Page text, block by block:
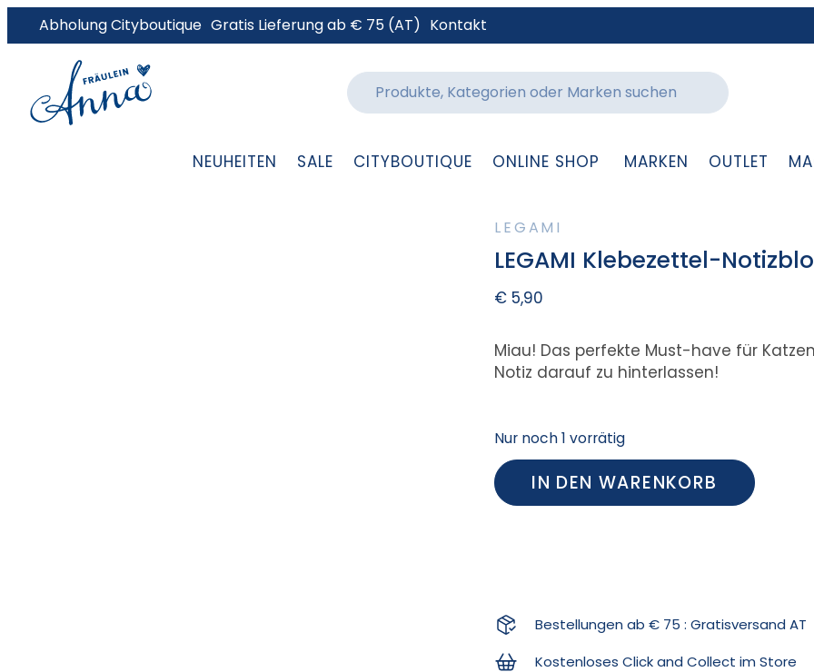
Abholung Cityboutique Gratis Lieferung ab € 75 (AT) Kontakt
NEUHEITEN SALE CITYBOUTIQUE ONLINE SHOP MARKEN OUTLET
LEGAMI
LEGAMI Klebezettel-
€ 5,90
Miau! Das perfekte Must-have für
Notiz darauf zu hinterlassen!
Nur noch 1 vorrätig
IN DEN WARENKORB
Bestellungen ab € 75 : Gratisversand AT
Kostenloses Click and Collect im Store